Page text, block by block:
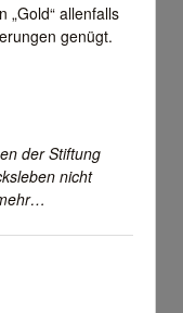
„Gold“ allenfalls
genügt.
der Stiftung
nicht